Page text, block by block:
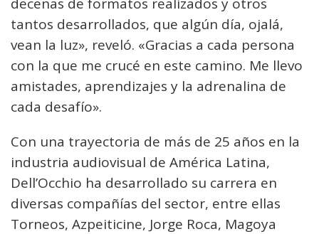
tantos desarrollados, que algún día, ojalá,
vean la luz», reveló. «Gracias a cada persona
con la que me crucé en este camino. Me llevo
amistades, aprendizajes y la adrenalina de
cada desafío».
Con una trayectoria de más de 25 años en la
industria audiovisual de América Latina,
Dell’Occhio ha desarrollado su carrera en
diversas compañías del sector, entre ellas
Torneos, Azpeiticine, Jorge Roca, Magoya